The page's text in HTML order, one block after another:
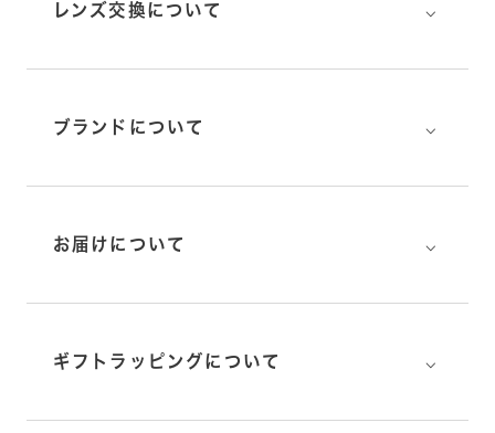
レンズ交換について ⌵
ブランドについて ⌵
お届けについて ⌵
ギフトラッピングについて ⌵